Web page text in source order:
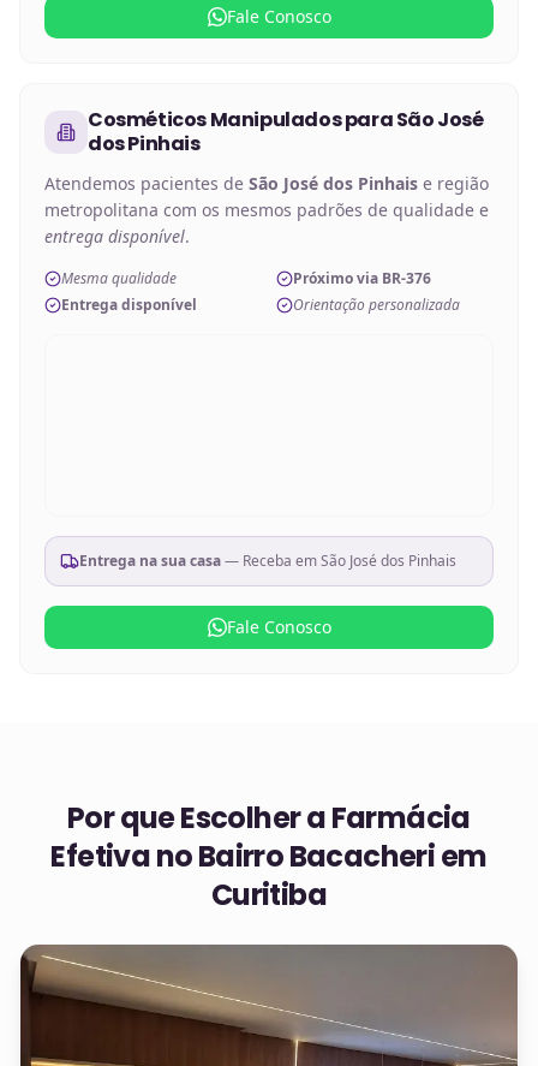
Fale Conosco
Cosméticos ManipuladosparaSão José
dos Pinhais
Atendemos pacientes de São José dos Pinhais e região
metropolitana com os mesmos padrões de qualidade e
entrega disponível.
Mesma qualidade
Próximo via BR-376
Entrega disponível
Orientação personalizada
Entrega na sua casa— Receba emSão José dos Pinhais
Fale Conosco
Por que Escolher a Farmácia
Efetiva noBairro Bacacheri em
Curitiba